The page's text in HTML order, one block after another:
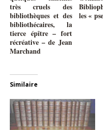
très cruels des
bibliothèques et des
bibliothécaires, la
tierce épître – fort
récréative – de Jean
Marchand
les «
Similaire